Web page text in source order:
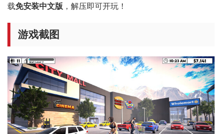
载免安装中文版 ，解压即可开玩！
游戏截图